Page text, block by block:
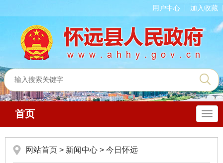
用户中心 加入收藏
导
航
首页
网站首页 > 新闻中心 > 今日怀远